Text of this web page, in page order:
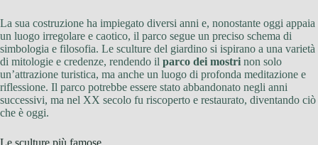
La sua costruzione ha impiegato diversi anni e, nonostante oggi appaia
un luogo irregolare e caotico, il parco segue un preciso schema di
simbologia e filosofia. Le sculture del giardino si ispirano a una varietà
di mitologie e credenze, rendendo il parco dei mostri non solo
un’attrazione turistica, ma anche un luogo di profonda meditazione e
riflessione. Il parco potrebbe essere stato abbandonato negli anni
successivi, ma nel XX secolo fu riscoperto e restaurato, diventando ciò
che è oggi.
Le sculture più famose